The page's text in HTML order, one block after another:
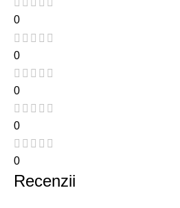
0
0
0
0
0
Recenzii